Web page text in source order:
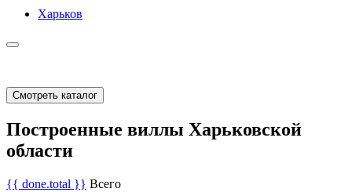
Харьков
Смотреть каталог
Построенные виллы Харьковской
области
{{ done.total }} Всего